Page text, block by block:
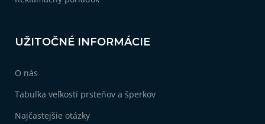
UŽITOČNÉ INFORMÁCIE
O nás
Tabuľka veľkostí prsteňov a šperkov
Najčastejšie otázky